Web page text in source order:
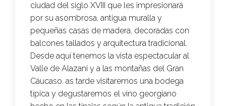
ciudad del siglo XVIII que les impresionará
por su asombrosa, antigua muralla y
pequeñas casas de madera, decoradas con
balcones tallados y arquitectura tradicional.
Desde aquí tenemos la vista espectacular al
Valle de Alazani y a las montañas del Gran
Cáucaso. as tarde visitaremos una bodega
típica y degustaremos el vino georgiano